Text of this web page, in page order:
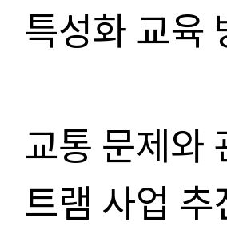
특성화 교육
교통 문제와
트램 사업